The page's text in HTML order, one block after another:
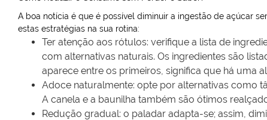
A boa notícia é que é possível diminuir a ingestão de açúcar
estas estratégias na sua rotina:
Ter atenção aos rótulos: verifique a lista de
com alternativas naturais. Os ingredientes são
aparece entre os primeiros, significa que há uma
Adoce naturalmente: opte por alternativas como
A canela e a baunilha também são ótimos
Redução gradual: o paladar adapta-se; assim,